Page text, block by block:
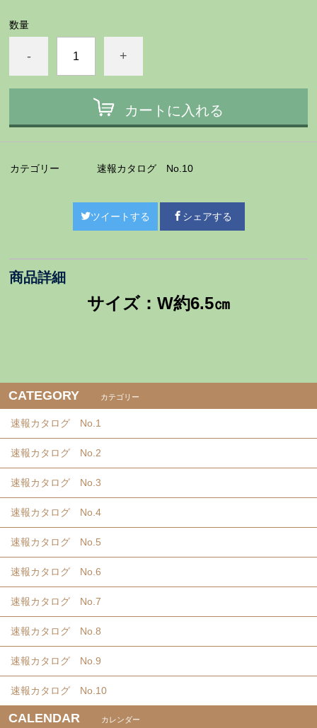
数量
- +
カートに入れる
カテゴリー 速報カタログ No.10
ツイートする シェアする
商品詳細
サイズ：W約6.5㎝
CATEGORY カテゴリー
速報カタログ No.1
速報カタログ No.2
速報カタログ No.3
速報カタログ No.4
速報カタログ No.5
速報カタログ No.6
速報カタログ No.7
速報カタログ No.8
速報カタログ No.9
速報カタログ No.10
CALENDAR カレンダー